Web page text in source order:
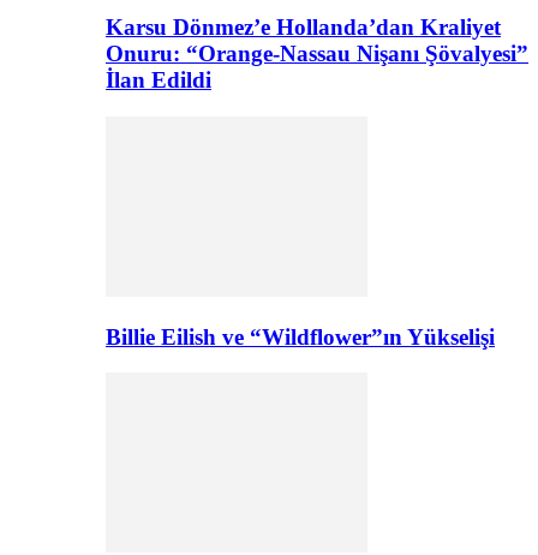
Karsu Dönmez’e Hollanda’dan Kraliyet
Onuru: “Orange-Nassau Nişanı Şövalyesi”
İlan Edildi
Billie Eilish ve “Wildflower”ın Yükselişi